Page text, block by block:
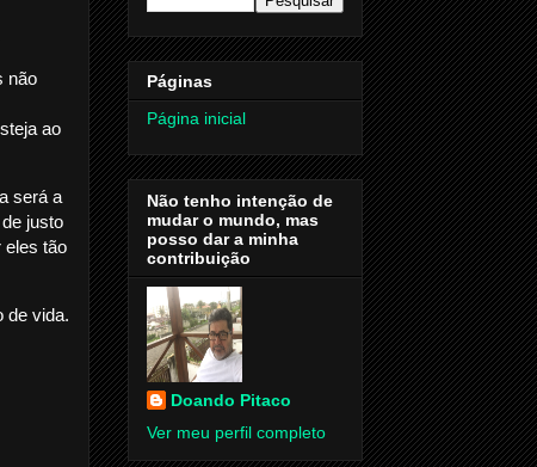
não
ao
será a
justo
eles tão
de vida.
Páginas
Página inicial
Não tenho intenção de
mudar o mundo, mas
posso dar a minha
contribuição
Doando Pitaco
Ver meu perfil completo